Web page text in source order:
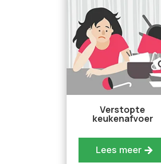
Verstopte
keukenafvoer
Lees meer